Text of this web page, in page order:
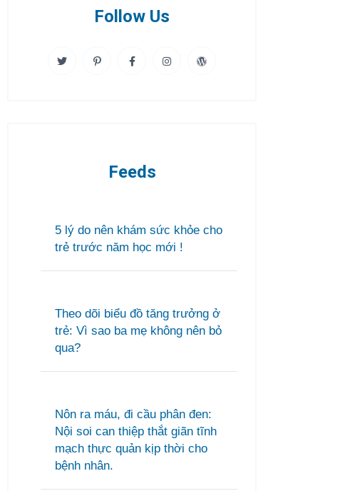
Follow Us
Feeds
5 lý do nên khám sức khỏe cho
trẻ trước năm học mới !
Theo dõi biểu đồ tăng trưởng ở
trẻ: Vì sao ba mẹ không nên bỏ
qua?
Nôn ra máu, đi cầu phân đen:
Nội soi can thiệp thắt giãn tĩnh
mạch thực quản kịp thời cho
bệnh nhân.